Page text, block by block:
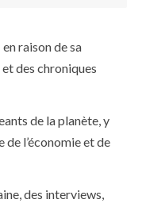
en raison de sa
des chroniques
de la planète, y
l’économie et de
des interviews,